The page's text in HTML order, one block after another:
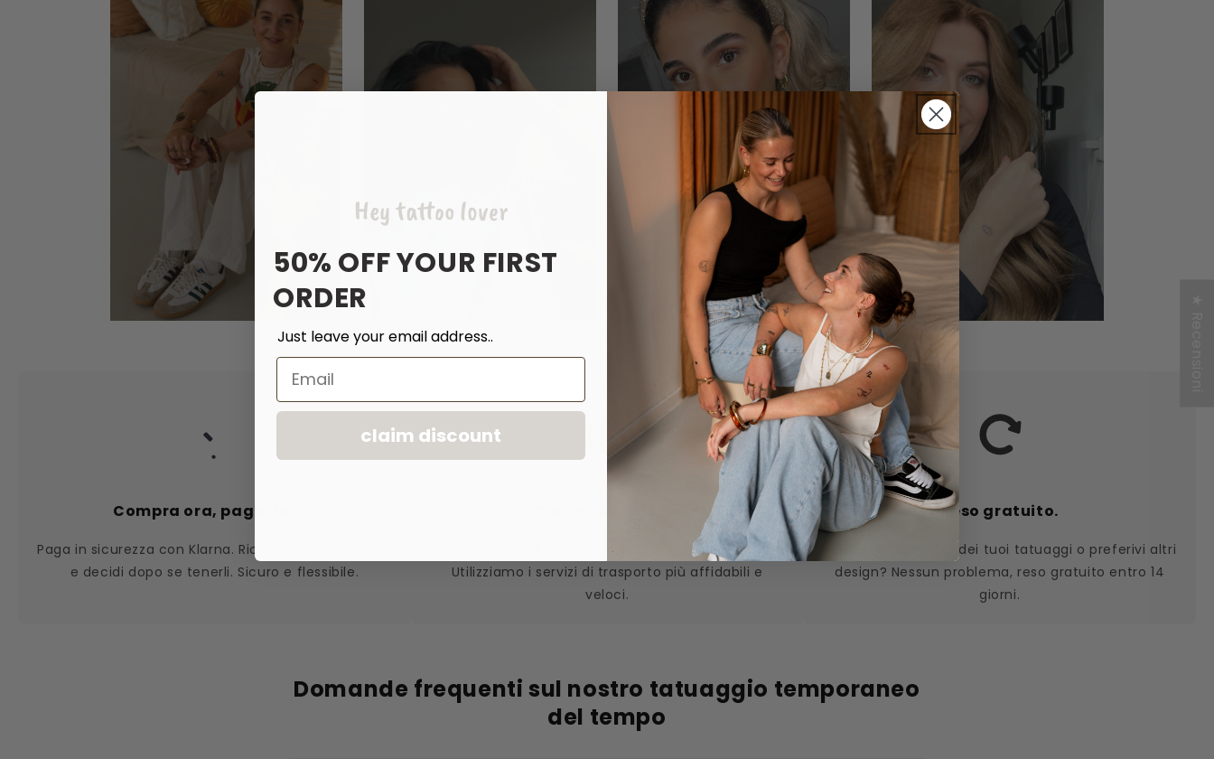
Compra ora, paga dopo.
Paga in sicurezza con Klarna. Ricevi prima i tatuaggi
e decidi dopo se tenerli. Sicuro e flessibile.
Consegniamo i tatuaggi velocemente a casa tua.
Utilizziamo i servizi di trasporto più affidabili e
veloci.
Reso gratuito.
Non sei soddisfatto dei tuoi tatuaggi o preferivi altri
design? Nessun problema, reso gratuito entro 14
giorni.
Domande frequenti sul nostro tatuaggio temporaneo
del tempo
Hey tattoo lover
50% OFF YOUR FIRST
ORDER
Just leave your email address..
Email
claim discount